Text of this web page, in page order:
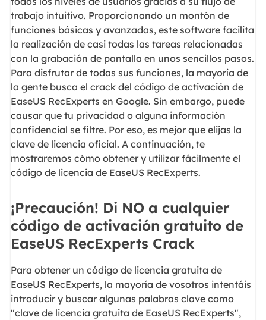
trabajo intuitivo. Proporcionando un montón de
funciones básicas y avanzadas, este software facilita
la realización de casi todas las tareas relacionadas
con la grabación de pantalla en unos sencillos pasos.
Para disfrutar de todas sus funciones, la mayoría de
la gente busca el crack del código de activación de
EaseUS RecExperts en Google. Sin embargo, puede
causar que tu privacidad o alguna información
confidencial se filtre. Por eso, es mejor que elijas la
clave de licencia oficial. A continuación, te
mostraremos cómo obtener y utilizar fácilmente el
código de licencia de EaseUS RecExperts.
¡Precaución! Di NO a cualquier
código de activación gratuito de
EaseUS RecExperts Crack
Para obtener un código de licencia gratuita de
EaseUS RecExperts, la mayoría de vosotros intentáis
introducir y buscar algunas palabras clave como
"clave de licencia gratuita de EaseUS RecExperts",